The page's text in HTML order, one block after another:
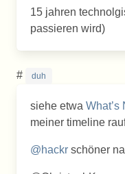
15 jahren
passieren wird)
# duh
siehe etwa What’s
meiner timeline
@hackr schöner